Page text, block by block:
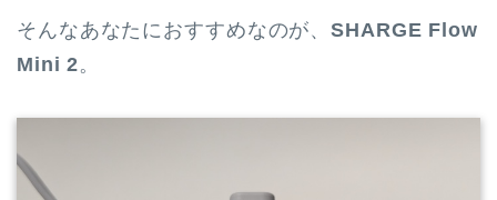
そんなあなたにおすすめなのが、SHARGE Flow
Mini 2。